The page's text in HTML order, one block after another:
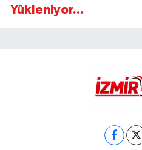
Yükleniyor...